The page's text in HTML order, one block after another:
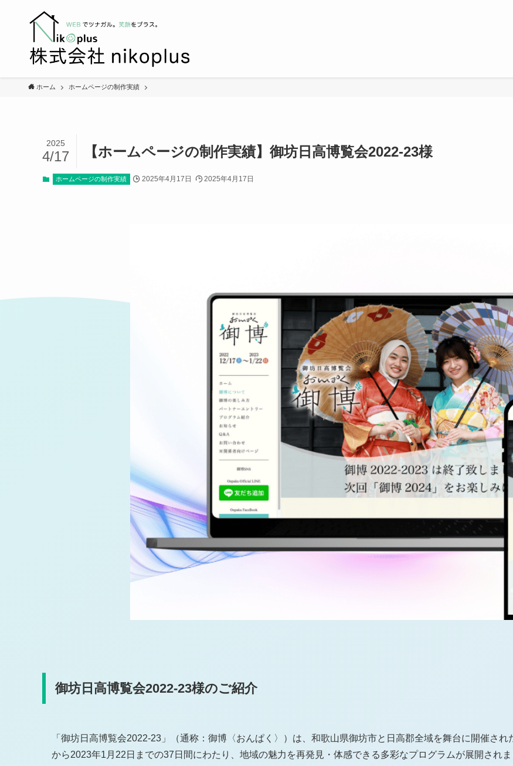
ホーム ホームページの制作実績
【ホームページの制作実績】御坊日高博覧会2022-23様
2025
4/17
ホームページの制作実績 2025年4月17日 2025年4月17日
御坊日高博覧会2022-23様のご紹介
「御坊日高博覧会2022-23」（通称：御博〈おんぱく〉）は、和歌山県御坊市と日高郡全域を舞台に開催さ
から2023年1月22日までの37日間にわたり、地域の魅力を再発見・体感できる多彩なプログラムが展開されま